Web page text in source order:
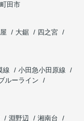
町田市
大鋸
四之宮
線
小田急小田原線
ルーライン
淵野辺
湘南台